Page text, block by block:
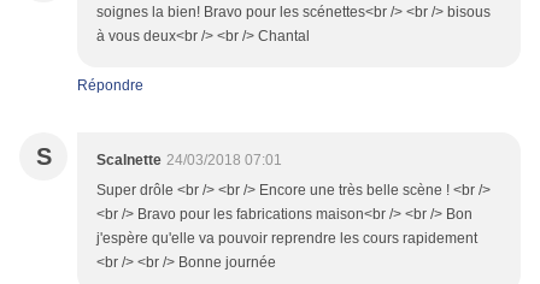
soignes la bien! Bravo pour les scénettes<br /> <br /> bisous
à vous deux<br /> <br /> Chantal
Répondre
S Scalnette 24/03/2018 07:01
Super drôle <br /> <br /> Encore une très belle scène ! <br />
<br /> Bravo pour les fabrications maison<br /> <br /> Bon
j'espère qu'elle va pouvoir reprendre les cours rapidement
<br /> <br /> Bonne journée